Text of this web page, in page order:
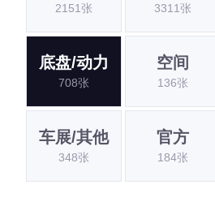
2151张 3311张
底盘/动力
708张
空间
136张
车展/其他
348张
官方
184张